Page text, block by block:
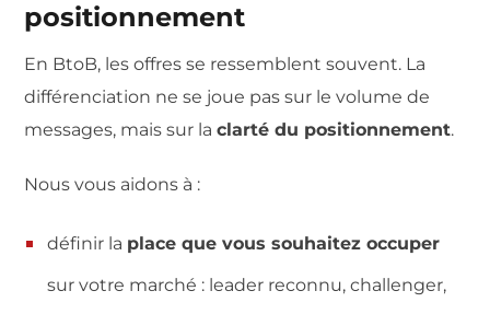
positionnement
En BtoB, les offres se ressemblent souvent. La
différenciation ne se joue pas sur le volume de
messages, mais sur laclarté du positionnement.
Nous vous aidons à :
définir la place que vous souhaitez occuper
sur votre marché : leader reconnu, challenger,